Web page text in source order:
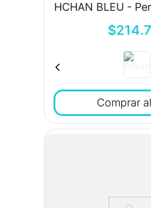
HCHAN BLEU -
$214.
Comprar